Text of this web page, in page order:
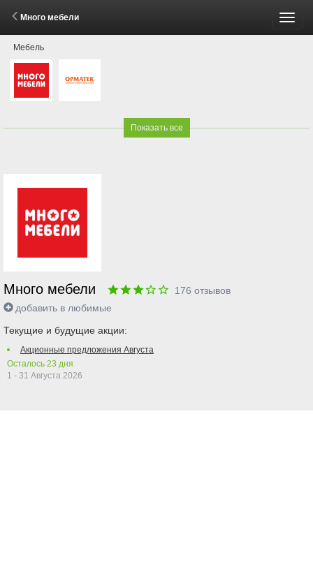
Много мебели
Мебель
Показать все
Много мебели 176 отзывов
добавить в любимые
Текущие и будущие акции:
Акционные предложения Августа
Осталось 23 дня
1 - 31 Августа 2026